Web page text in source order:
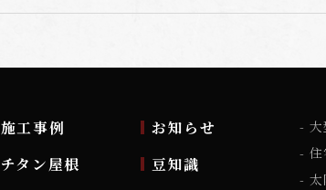
施工事例
チタン屋根
お知らせ
豆知識
住
太